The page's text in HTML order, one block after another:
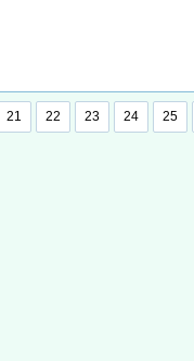
21 22 23 24 25